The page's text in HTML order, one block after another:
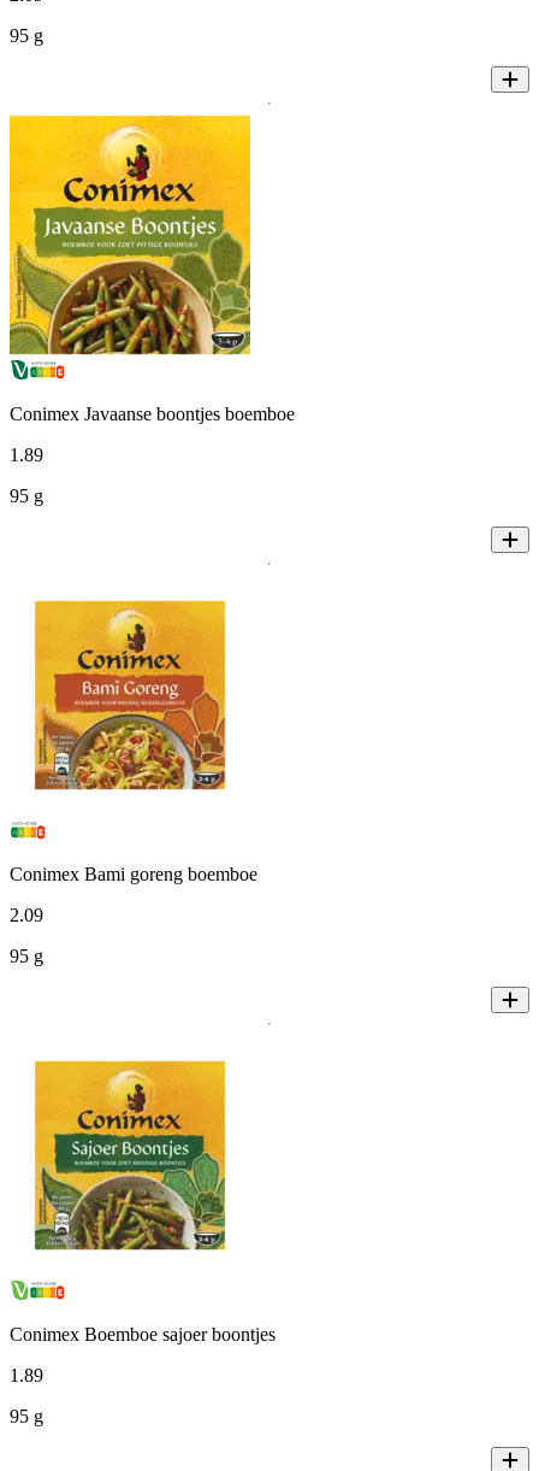
95 g
Conimex Javaanse boontjes boemboe
1 .89
95 g
Conimex Bami goreng boemboe
2.09
95 g
Conimex Boemboe sajoer boontjes
1 .89
95 g